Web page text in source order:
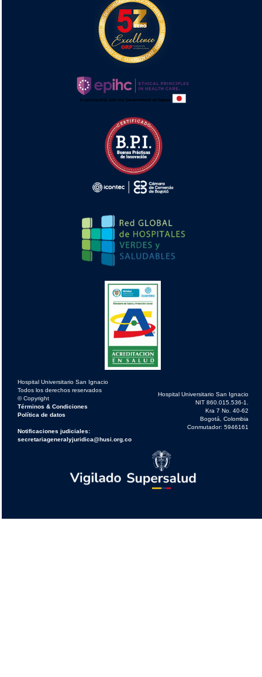
Hospital Universitario San Ignacio
Todos los derechos reservados
© Copyright
Términos & Condiciones
Política de datos
Notificaciones judiciales:
secretariageneralyjuridica@husi.org.co
Hospital Universitario San Ignacio
NIT 860.015.536-1.
Kra 7 No. 40-62
Bogotá, Colombia
Conmutador: 5946161